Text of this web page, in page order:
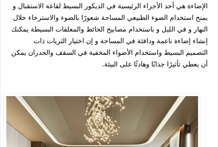
الإضاءة هي أحد الأجزاء الرئيسية في الديكور البسيط لقاعة الاستقبال و
يمنح استخدام الضوء الطبيعي المساحة شعورًا بالضوء والاسترخاء خلال
النهار و في الليل و باستخدام مصابيح الحائط والمعلقات البسيطة يمكنك
إنشاء إضاءة ناعمة ودافئة في المساحة و إن اختيار الثريات ذات
التصميم البسيط واستخدام الأضواء المخفية في السقف والجدران يمكن
أن يعطي تأثيرًا جذابًا وهادئًا على البيئة.